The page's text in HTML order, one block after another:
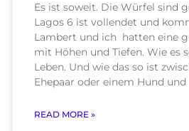
Es ist soweit. Die Würfel sind
Lagos 6 ist vollendet und
Lambert und ich hatten eine
mit Höhen und Tiefen. Wie es
Leben. Und wie das so ist
Ehepaar oder einem Hund und
READ MORE »